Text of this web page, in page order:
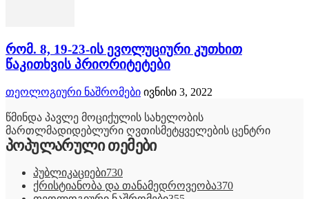
რომ. 8, 19-23-ის ევოლუციური კუთხით
წაკითხვის პრიორიტეტები
თეოლოგიური ნაშრომები ივნისი 3, 2022
წმინდა პავლე მოციქულის სახელობის
მართლმადიდებლური ღვთისმეტყველების ცენტრი
პოპულარული თემები
პუბლიკაციები730
ქრისტიანობა და თანამედროვეობა370